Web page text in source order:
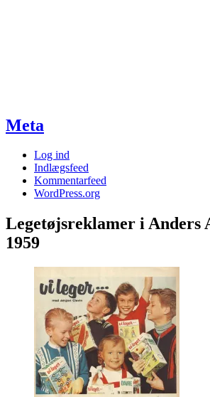
Meta
Log ind
Indlægsfeed
Kommentarfeed
WordPress.org
Legetøjsreklamer i Anders
1959